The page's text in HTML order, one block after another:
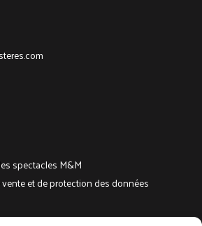
spectacles M&M
et de protection des données